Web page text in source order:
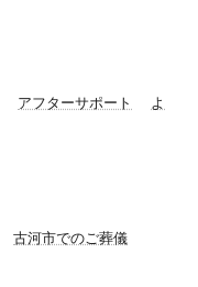
アフターサポート
よ
古河市でのご葬儀